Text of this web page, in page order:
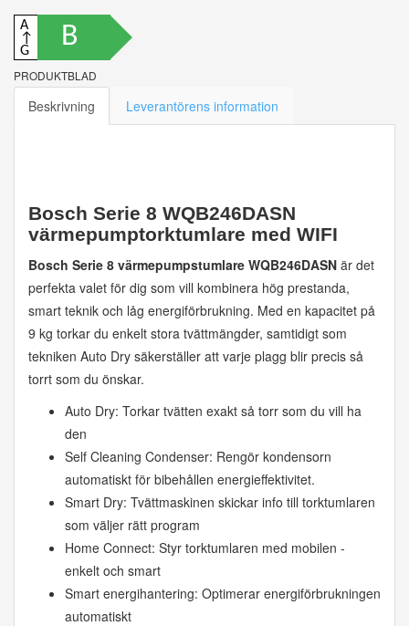
A
↑
G
B
PRODUKTBLAD
Beskrivning Leverantörens information
Bosch Serie 8 WQB246DASN
värmepumptorktumlare med WIFI
Bosch Serie 8 värmepumpstumlare WQB246DASN är det
perfekta valet för dig som vill kombinera hög prestanda,
smart teknik och låg energiförbrukning. Med en kapacitet på
9 kg torkar du enkelt stora tvättmängder, samtidigt som
tekniken Auto Dry säkerställer att varje plagg blir precis så
torrt som du önskar.
Auto Dry: Torkar tvätten exakt så torr som du vill ha
den
Self Cleaning Condenser: Rengör kondensorn
automatiskt för bibehållen energieffektivitet.
Smart Dry: Tvättmaskinen skickar info till torktumlaren
som väljer rätt program
Home Connect: Styr torktumlaren med mobilen -
enkelt och smart
Smart energihantering: Optimerar energiförbrukningen
automatiskt